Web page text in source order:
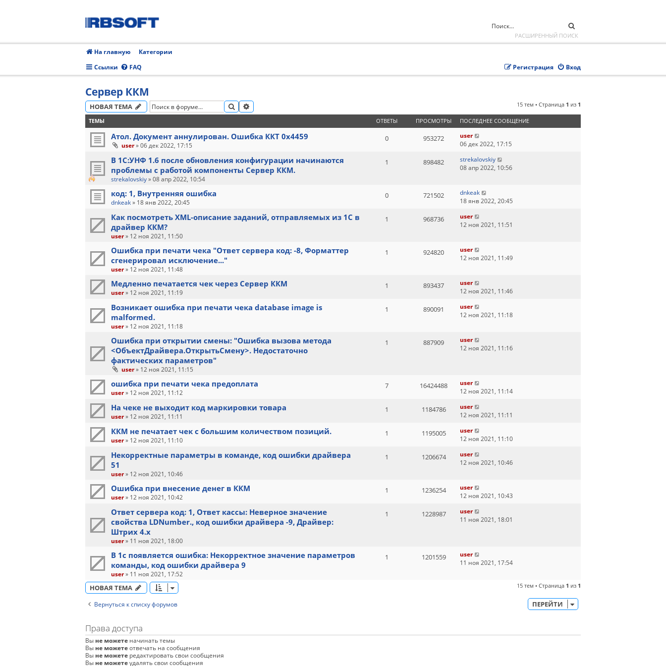
РАСШИРЕННЫЙ ПОИСК
На главную
Категории
Ссылки
FAQ Вход
Регистрация
Сервер ККМ
НОВАЯ ТЕМА ПОИСК 15 тем • Страница 1 из 1
ТЕМЫ ОТВЕТЫ ПРОСМОТРЫ ПОСЛЕДНЕЕ СООБЩЕНИЕ
Атол. Документ аннулирован. Ошибка ККТ 0x4459
user»06 дек 2022, 17:15
0 953272
user
06 дек 2022, 17:15
В 1С:УНФ 1.6 после обновления конфигурации начинаются
проблемы с работой компоненты Сервер ККМ.
strekalovskiy»08 апр 2022, 10:54
1 898482
strekalovskiy
08 апр 2022, 10:56
код: 1, Внутренняя ошибка
dnkeak» 18 янв 2022, 20:45
0 721502
dnkeak
18 янв 2022, 20:45
Как посмотреть XML-опиcание заданий, отправляемых из 1С в
драйвер ККМ?
user» 12 ноя 2021, 11:50
1 968736
user
12 ноя 2021, 11:51
Ошибка при печати чека "Ответ сервера код: -8, Форматтер
сгенерировал исключение..."
user» 12 ноя 2021, 11:48
1 924820
user
12 ноя 2021, 11:49
Медленно печатается чек через Сервер ККМ
user» 12 ноя 2021, 11:19
1 893437
user
12 ноя 2021, 11:46
Возникает ошибка при печати чека database image is
malformed.
user» 12 ноя 2021, 11:18
1 890091
user
12 ноя 2021, 11:18
Ошибка при открытии смены: "Ошибка вызова метода
<ОбъектДрайвера.ОткрытьСмену>. Недостаточно
фактических параметров"
user» 12 ноя 2021, 11:15
1 887909
user
12 ноя 2021, 11:16
ошибка при печати чека предоплата
user» 12 ноя 2021, 11:12
7 16424488
user
12 ноя 2021, 11:14
На чеке не выходит код маркировки товара
user» 12 ноя 2021, 11:11
1 1184786
user
12 ноя 2021, 11:11
ККМ не печатает чек с большим количеством позиций.
user» 12 ноя 2021, 11:10
1 1195005
user
12 ноя 2021, 11:10
Некорректные параметры в команде, код ошибки драйвера
51
user» 12 ноя 2021, 10:46
1 1206674
user
12 ноя 2021, 10:46
Ошибка при внесение денег в ККМ
user» 12 ноя 2021, 10:42
1 1236254
user
12 ноя 2021, 10:43
Ответ сервера код: 1, Ответ кассы: Неверное значение
свойства LDNumber., код ошибки драйвера -9, Драйвер:
Штрих 4.х
user» 11 ноя 2021, 18:00
1 1228987
user
11 ноя 2021, 18:01
В 1с появляется ошибка: Некорректное значение параметров
команды, код ошибки драйвера 9
user» 11 ноя 2021, 17:52
1 1201559
user
11 ноя 2021, 17:54
НОВАЯ ТЕМА 15 тем • Страница 1 из 1
Вернуться к списку форумов ПЕРЕЙТИ
Права доступа
Вы не можете начинать темы
Вы не можетеотвечать на сообщения
Вы не можете редактировать свои сообщения
Вы не можетеудалять свои сообщения